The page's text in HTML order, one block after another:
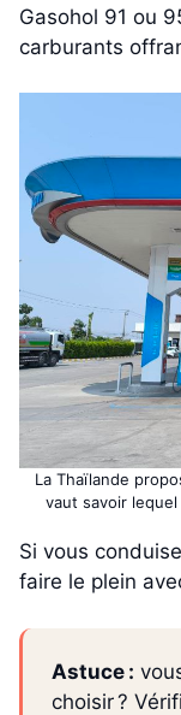
Gasohol 91 ou
carburants
La Thaïlande
vaut savoir
Si vous
faire le plein
Astuce :
choisir ?